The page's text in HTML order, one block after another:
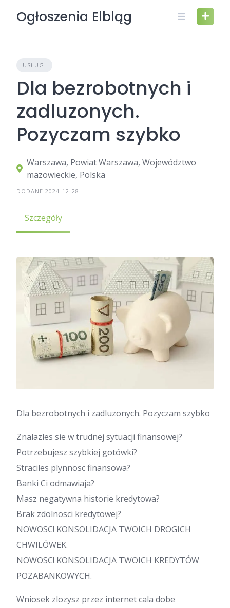
Ogłoszenia Elbląg
USŁUGI
Dla bezrobotnych i
zadluzonych.
Pozyczam szybko
Warszawa, Powiat Warszawa, Województwo
mazowieckie, Polska
DODANE 2024-12-28
Szczegóły
Dla bezrobotnych i zadluzonych. Pozyczam szybko
Znalazles sie w trudnej sytuacji finansowej?
Potrzebujesz szybkiej gotówki?
Straciles plynnosc finansowa?
Banki Ci odmawiaja?
Masz negatywna historie kredytowa?
Brak zdolnosci kredytowej?
NOWOSC! KONSOLIDACJA TWOICH DROGICH
CHWILÓWEK.
NOWOSC! KONSOLIDACJA TWOICH KREDYTÓW
POZABANKOWYCH.
Wniosek zlozysz przez internet cala dobe